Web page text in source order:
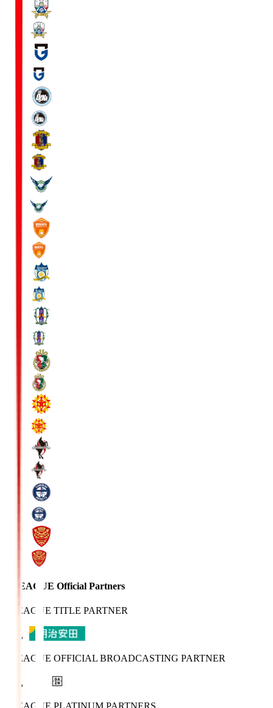
J.LEAGUE Official Partners
J.LEAGUE TITLE PARTNER
J.LEAGUE OFFICIAL BROADCASTING PARTNER
J.LEAGUE PLATINUM PARTNERS